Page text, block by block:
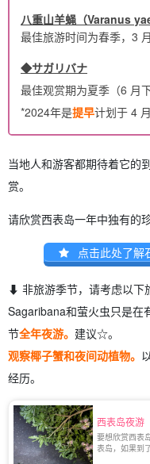
八重山羊蝇（Varanus
最佳旅游时间为春季，3
◆サガリバナ
最佳观赏期为夏季（6 月
*2024年是提早计划于 4
当地人和游客都期待着它的
赏。
请欣赏西表岛一年中独有的
点击此处了解
⬇︎ 非旅游季节，请考虑以下
Sagaribana和萤火虫只是在
节全年夜游。 建议☆。
观察椰子蟹和夜间动植物。
经历。
西表岛夜游
要想欣赏西表
表岛，如果到